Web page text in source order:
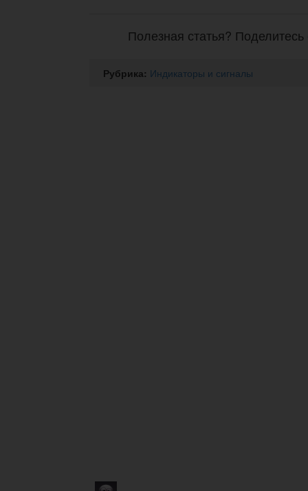
Полезная статья?
Рубрика: Индикаторы и сигналы